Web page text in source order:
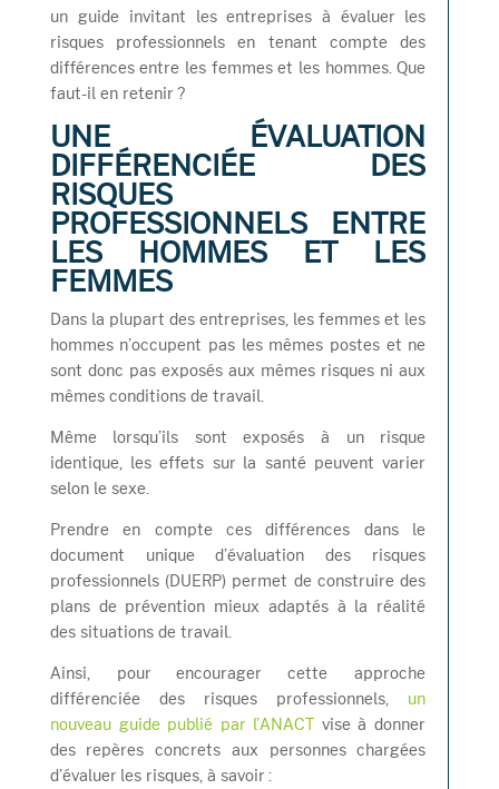
un guide invitant les entreprises à évaluer les
risques professionnels en tenant compte des
différences entre les femmes et les hommes. Que
faut-il en retenir ?
UNE ÉVALUATION
DIFFÉRENCIÉE DES
RISQUES
PROFESSIONNELS ENTRE
LES HOMMES ET LES
FEMMES
Dans la plupart des entreprises, les femmes et les
hommes n’occupent pas les mêmes postes et ne
sont donc pas exposés aux mêmes risques ni aux
mêmes conditions de travail.
Même lorsqu’ils sont exposés à un risque
identique, les effets sur la santé peuvent varier
selon le sexe.
Prendre en compte ces différences dans le
document unique d’évaluation des risques
professionnels (DUERP) permet de construire des
plans de prévention mieux adaptés à la réalité
des situations de travail.
Ainsi, pour encourager cette approche
différenciée des risques professionnels, un
nouveau guide publié par l’ANACTvise à donner
des repères concrets aux personnes chargées
d’évaluer les risques, à savoir :